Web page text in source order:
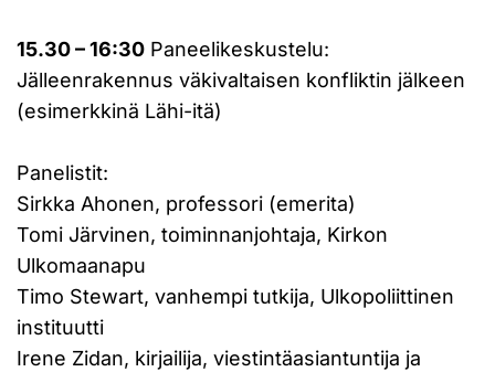
15.30 – 16:30 Paneelikeskustelu:
Jälleenrakennus väkivaltaisen konfliktin jälkeen
(esimerkkinä Lähi-itä)
Panelistit:
Sirkka Ahonen, professori (emerita)
Tomi Järvinen, toiminnanjohtaja, Kirkon
Ulkomaanapu
Timo Stewart, vanhempi tutkija, Ulkopoliittinen
instituutti
Irene Zidan, kirjailija, viestintäasiantuntija ja